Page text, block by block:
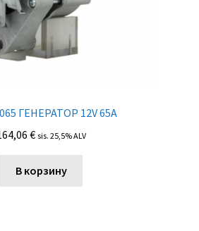
ГЕНЕРАТОР 12V 65A
€ sis. 25,5% ALV
В корзину